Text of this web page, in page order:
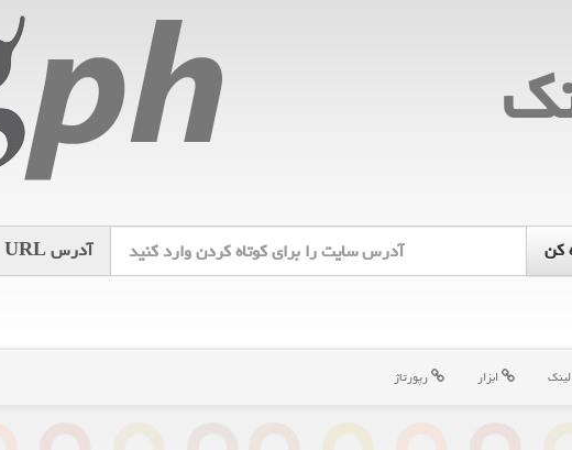
آدرسURL
ابزار رپورتاژ